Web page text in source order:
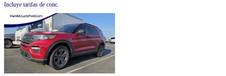
Incluye tarifas de conc.